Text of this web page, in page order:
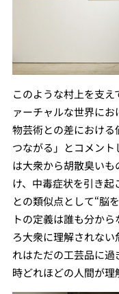
このような村上を支
ァーチャルな世界に
物芸術との差におけ
つながる」とコメン
は大衆から胡散臭い
け、中毒症状を引き
との類似点として“脳
トの定義は誰も分か
ろ大衆に理解されな
れはただの工芸品に
時どれほどの人間が理